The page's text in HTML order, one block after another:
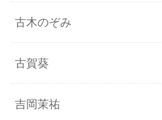
古木のぞみ
古賀葵
吉岡茉祐